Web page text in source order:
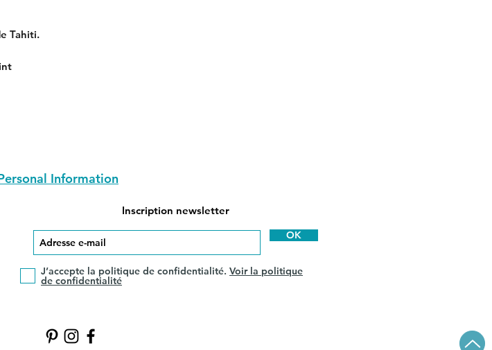
Tahiti.
Information
Inscription newsletter
OK
J’accepte la politique de confidentialité. Voir la politique
de confidentialité